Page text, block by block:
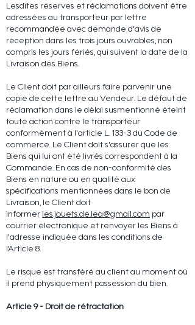
Lesdites réserves et réclamations doivent être
adressées au transporteur par lettre
recommandée avec demande d'avis de
réception dans les trois jours ouvrables, non
compris les jours fériés, qui suivent la date de la
Livraison des Biens.
Le Client doit par ailleurs faire parvenir une
copie de cette lettre au Vendeur. Le défaut de
réclamation dans le délai susmentionné éteint
toute action contre le transporteur
conformément à l'article L. 133-3 du Code de
commerce. Le Client doit s'assurer que les
Biens qui lui ont été livrés correspondent à la
Commande. En cas de non-conformité des
Biens en nature ou en qualité aux
spécifications mentionnées dans le bon de
Livraison, le Client doit
informer les.jouets.de.lea@gmail.com par
courrier électronique et renvoyer les Biens à
l'adresse indiquée dans les conditions de
l'Article 8.
Le risque est transféré au client au moment où
il prend physiquement possession du bien.
Article 9 - Droit de rétractation